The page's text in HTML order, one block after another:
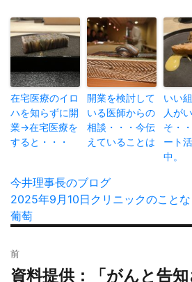
在宅医療のイロ
ハを知らずに開
業→在宅医療を
すると・・・
開業を検討して
いる医師からの
相談・・・今伝
えていることは
いい
人が
そ・
ート
中。
投
稿
者
今井理事長のブログ
投
稿
2025年9月10日 カ
ー
クリニックのこと
葡萄
稿
ナ
前
過
資料提供：「がんと告知